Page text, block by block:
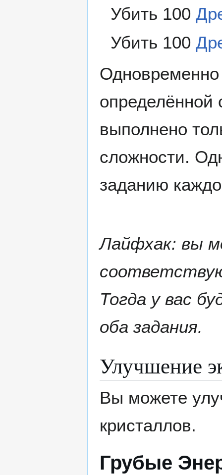
Убить 100
Убить 100
Одновременно
определённой
выполнено
сложности.
заданию
Лайфхак: вы
Тогда у вас
оба задания.
Улучшение
Вы можете
кристаллов.
Грубые